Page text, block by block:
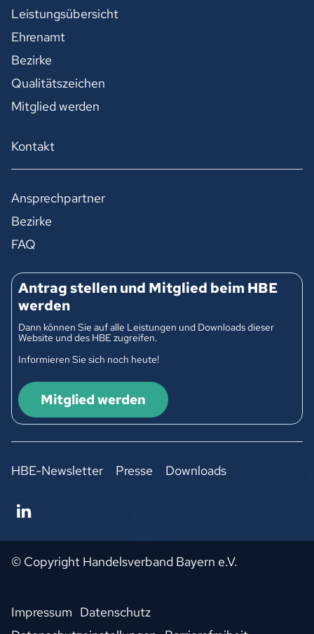
Leistungsübersicht
Ehrenamt
Bezirke
Qualitätszeichen
Mitglied werden
Kontakt
Ansprechpartner
Bezirke
FAQ
Antrag stellen und Mitglied beim HBE
werden
Dann können Sie auf alle Leistungen und Downloads dieser
Website und des HBE zugreifen.
Informieren Sie sich noch heute!
Mitglied werden
HBE-Newsletter Presse Downloads
© Copyright Handelsverband Bayern e.V.
Impressum Datenschutz